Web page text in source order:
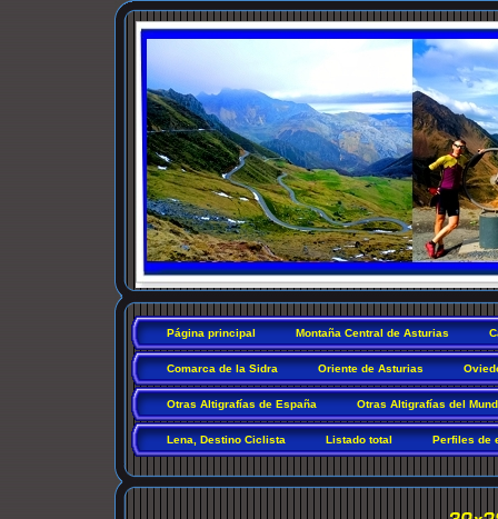
Página principal Montaña Central de Asturias
Comarca de la Sidra Oriente de Asturias
Otras Altigrafías de España Otras Altigrafías del
Lena, Destino Ciclista Listado total Perfiles de